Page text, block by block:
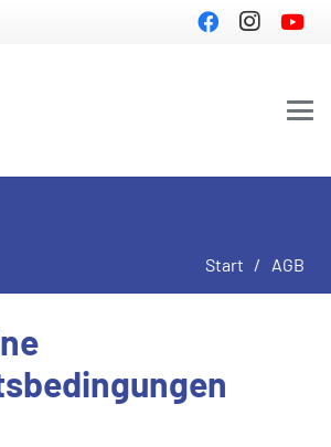
Start / AGB